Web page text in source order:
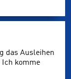
das Ausleihen
komme